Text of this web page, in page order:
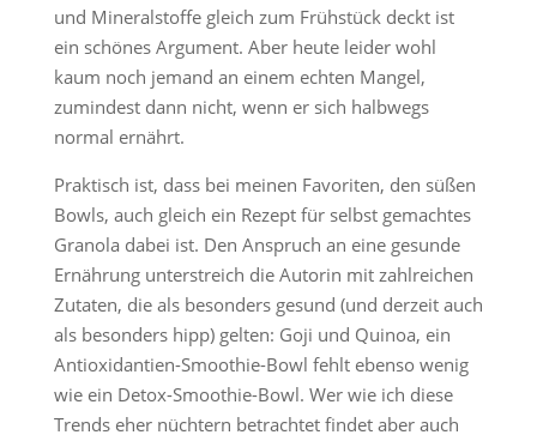
und Mineralstoffe gleich zum Frühstück deckt ist
ein schönes Argument. Aber heute leider wohl
kaum noch jemand an einem echten Mangel,
zumindest dann nicht, wenn er sich halbwegs
normal ernährt.
Praktisch ist, dass bei meinen Favoriten, den süßen
Bowls, auch gleich ein Rezept für selbst gemachtes
Granola dabei ist. Den Anspruch an eine gesunde
Ernährung unterstreich die Autorin mit zahlreichen
Zutaten, die als besonders gesund (und derzeit auch
als besonders hipp) gelten: Goji und Quinoa, ein
Antioxidantien-Smoothie-Bowl fehlt ebenso wenig
wie ein Detox-Smoothie-Bowl. Wer wie ich diese
Trends eher nüchtern betrachtet findet aber auch